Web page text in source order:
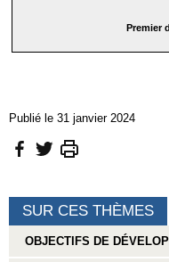
Premier
Publié le 31 janvier 2024
SUR CES THÈMES
OBJECTIFS DE